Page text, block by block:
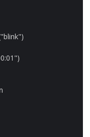
"blink")
)